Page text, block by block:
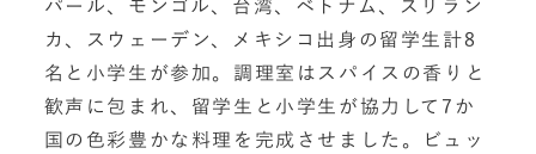
パール、モンゴル、台湾、ベトナム、スリラン
カ、スウェーデン、メキシコ出身の留学生計8
名と小学生が参加。調理室はスパイスの香りと
歓声に包まれ、留学生と小学生が協力して7か
国の色彩豊かな料理を完成させました。ビュッ